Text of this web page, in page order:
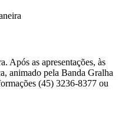
Após as apresentações, às
animado pela Banda Gralha
(45) 3236-8377 ou